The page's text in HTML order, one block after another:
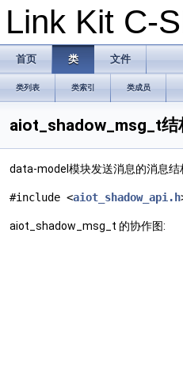
Link Kit C-
首页 类 文件
类列表 类索引 类成员
aiot_shadow_msg_t结
data-model模块发送消息的消息结
#include <aiot_shadow_api.h
aiot_shadow_msg_t 的协作图: